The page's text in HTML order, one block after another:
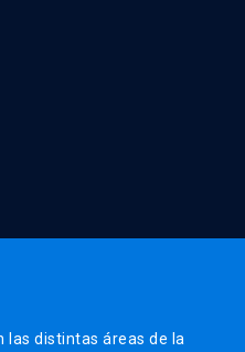
las distintas áreas de la